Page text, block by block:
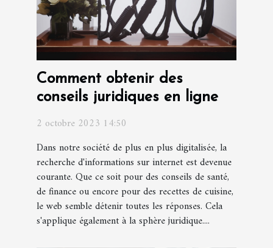
Comment obtenir des
conseils juridiques en ligne
2 octobre 2023 14:50
Dans notre société de plus en plus digitalisée, la
recherche d'informations sur internet est devenue
courante. Que ce soit pour des conseils de santé,
de finance ou encore pour des recettes de cuisine,
le web semble détenir toutes les réponses. Cela
s'applique également à la sphère juridique....